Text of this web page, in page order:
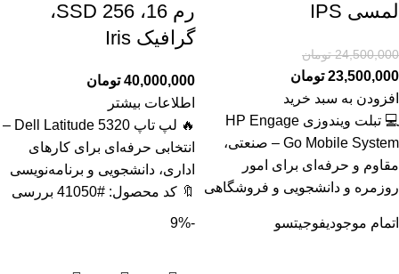
لمسی IPS
24,500,000 تومان
23,500,000 تومان
افزودن به سبد خرید
💻 تبلت ویندوزی HP Engage
Go Mobile System – صنعتی،
مقاوم و حرفه‌ای برای امور
روزمره و دانشجویی و فروشگاهی
رم 16، SSD 256،
گرافیک Iris
40,000,000 تومان
اطلاعات بیشتر
🔥 لپ تاپ Dell Latitude 5320 –
انتخابی حرفه‌ای برای کارهای
اداری، دانشجویی و برنامه‌نویسی
🔖 کد محصول: #41050 بررسی
اتمام موجودیفوجیتسو -9%